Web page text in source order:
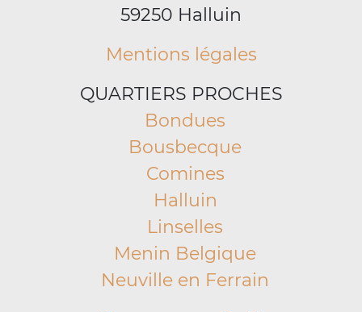
59250 Halluin
Mentions légales
QUARTIERS PROCHES
Bondues
Bousbecque
Comines
Halluin
Linselles
Menin Belgique
Neuville en Ferrain